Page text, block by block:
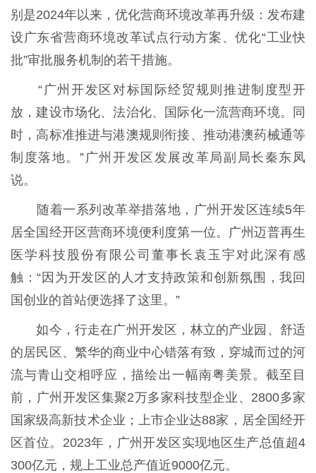
别是2024年以来，优化营商环境改革再升级：发布建
设广东省营商环境改革试点行动方案、优化“工业快
批”审批服务机制的若干措施。
“广州开发区对标国际经贸规则推进制度型开
放，建设市场化、法治化、国际化一流营商环境。同
时，高标准推进与港澳规则衔接、推动港澳药械通等
制度落地。”广州开发区发展改革局副局长秦东凤
说。
随着一系列改革举措落地，广州开发区连续5年
居全国经开区营商环境便利度第一位。广州迈普再生
医学科技股份有限公司董事长袁玉宇对此深有感
触：“因为开发区的人才支持政策和创新氛围，我回
国创业的首站便选择了这里。”
如今，行走在广州开发区，林立的产业园、舒适
的居民区、繁华的商业中心错落有致，穿城而过的河
流与青山交相呼应，描绘出一幅南粤美景。截至目
前，广州开发区集聚2万多家科技型企业、2800多家
国家级高新技术企业；上市企业达88家，居全国经开
区首位。2023年，广州开发区实现地区生产总值超4
300亿元，规上工业总产值近9000亿元。